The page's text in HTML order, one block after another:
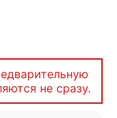
не сразу.